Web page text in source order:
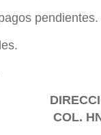
pendientes.
COL.